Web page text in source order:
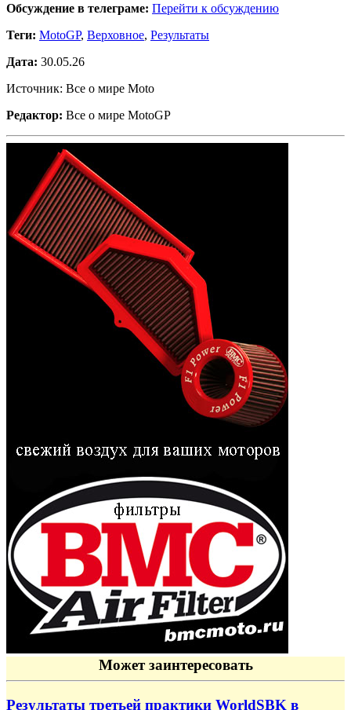
Обсуждение в телеграме: Перейти к обсуждению
Теги: MotoGP, Верховное, Результаты
Дата: 30.05.26
Источник: Все о мире Moto
Редактор: Все о мире MotoGP
Может заинтересовать
Результаты третьей практики WorldSBK в